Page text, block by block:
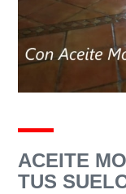
ACEITE
TUS